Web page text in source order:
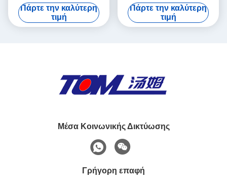
αυτόματο έλεγχο με κάλυψη
και ABB παλετιστή
Πάρτε την καλύτερη
τιμή
αυτόματο έλεγχο με συσκευή
κάλυψης και επισήμανσης
Πάρτε την καλύτερη
τιμή
Μέσα Κοινωνικής Δικτύωσης
Γρήγορη επαφή